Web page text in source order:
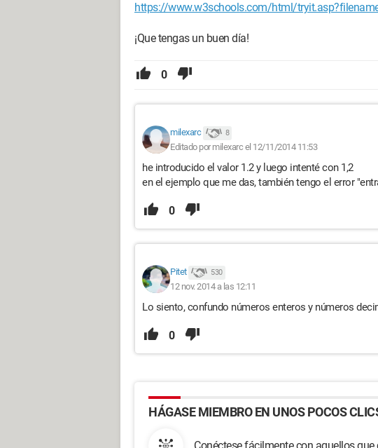
https://www.w3schools.com/html/
¡Que tengas un buen día!
0
milexarc 8
Editado por milexarc el 12/11/2014 11:53
he introducido el valor 1.2 y luego intenté con 1,2
en el ejemplo que me das, también tengo el error
0
Pitet 530
12 nov. 2014 a las 12:11
Lo siento, confundo números enteros y números
0
HÁGASE MIEMBRO EN UNOS POCOS